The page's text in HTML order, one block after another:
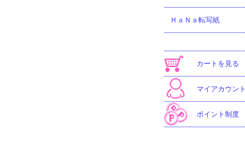
ＨａＮａ転写紙
カートを見る
マイアカウント
ポイント制度